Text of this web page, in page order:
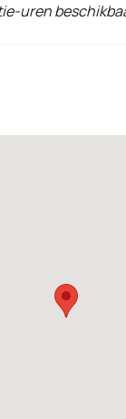
uren